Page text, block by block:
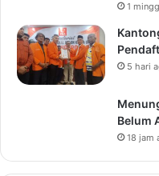
1
5 hari
Belum
18 jam